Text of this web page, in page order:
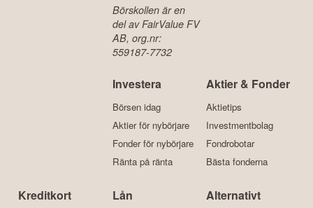
Börskollen är en
del av FairValue FV
AB, org.nr:
559187-7732
Investera
Börsen idag
Aktier för nybörjare
Fonder för nybörjare
Ränta på ränta
Aktier & Fonder
Aktietips
Investmentbolag
Fondrobotar
Bästa fonderna
Kreditkort Lån Alternativt